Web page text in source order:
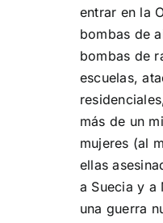
entrar en la
bombas de
bombas de
escuelas,
más de un
mujeres (al
ellas
a Suecia y a
una guerra